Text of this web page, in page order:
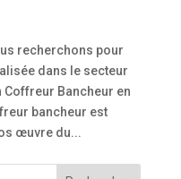
recherchons pour
dans le secteur
Coffreur Bancheur en
bancheur est
œuvre du...